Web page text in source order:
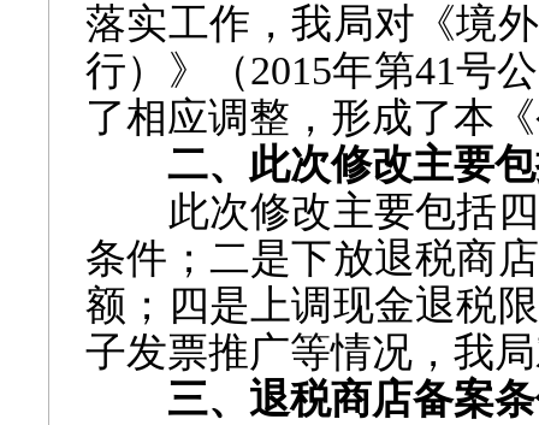
落实工作，我局对《境
行）》（2015年第41号
了相应调整，形成了本
二、此次修改主要
此次修改主要包括
条件；二是下放退税商
额；四是上调现金退税
子发票推广等情况，我
三、退税商店备案